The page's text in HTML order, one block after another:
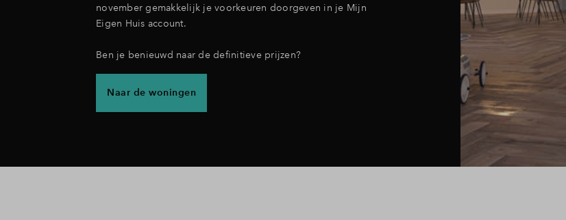
november gemakkelijk je voorkeuren doorgeven in je Mijn
Eigen Huis account.
Ben je benieuwd naar de definitieve prijzen?
Naar de woningen